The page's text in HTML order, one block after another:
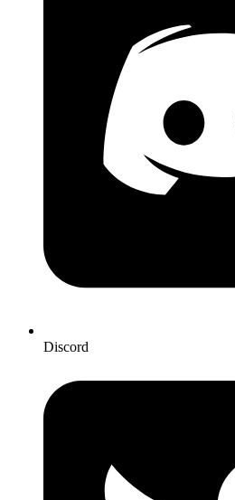
Discord